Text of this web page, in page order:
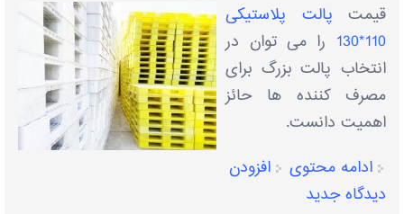
قیمت پالت پلاستیکی
110*130
را می توان در
انتخاب پالت بزرگ برای
مصرف کننده ها حائز
اهمیت دانست.
ادامه محتوی
افزودن
دیدگاه جدید